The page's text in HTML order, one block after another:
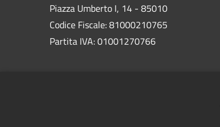
Piazza Umberto I, 14 - 85010
Codice Fiscale: 81000210765
Partita IVA: 01001270766